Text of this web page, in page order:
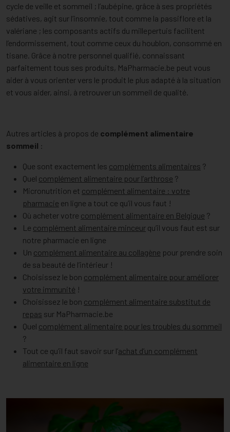
cycle de veille et sommeil ; l’aubépine, grâce à ses propriétés
sédatives, agit sur l’insomnie, tout comme la passiflore et la
valériane ; les composants actifs du millepertuis facilitent
l’endormissement, tout comme ceux du houblon, consommé en
tisane. Grâce à notre personnel qualifié, connaissant
parfaitement tous ses produits, MaPharmacie.be peut vous
aider à vous orienter vers le produit le plus adapté à la situation
et vous aider, ainsi, à retrouver un sommeil de qualité.
Autres articles à propos de complément alimentaire
sommeil :
Que sont exactement les compléments alimentaires ?
Quel complément alimentaire pour l’arthrose ?
Micronutrition et complément alimentaire : votre
pharmacie en ligne a tout ce qu’il vous faut !
Où acheter votre complément alimentaire en Belgique ?
Le complément alimentaire minceur qu’il vous faut est sur
notre pharmacie en ligne
Un complément alimentaire au collagène pour prendre soin
de sa beauté de l’intérieur !
Choisissez le bon complément alimentaire pour améliorer
votre immunité !
Choisissez le bon complément alimentaire substitut de
repas sur MaPharmacie.be
Quel complément alimentaire pour les troubles du sommeil
?
Tout ce qu’il faut savoir sur l’achat d’un complément
alimentaire en ligne